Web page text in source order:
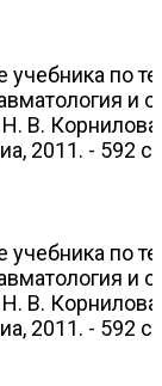
учебника по
и
В.
2011. - 592
учебника по
и
В.
2011. - 592